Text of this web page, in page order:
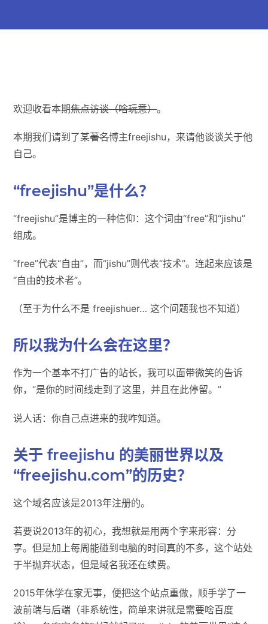
欢迎收看本期焦点访谈（啥玩意）。
本期我们请到了某著名博主freejishu，来请他谈谈关于他
自己。
“freejishu”是什么？
“freejishu”是博主的一种信仰：这个词由“free”和“jishu”
组成。
“free”代表“自由”，而“jishu”则代表“技术”。连起来应该是
“自由的技术者”。
（至于为什么不是 freejishuer… 这个问题我也不知道）
所以我为什么会在这里？
作为一个基本不打广告的站长，我可以面带微笑的告诉
你，“是你的时间线走到了这里，并且在此停留。”
说人话：你自己点进来的我咋知道。
关于 freejishu 的美丽世界以及
“freejishu.com”的历史？
这个域名应该是2013年注册的。
若要说2013年的初心，我想就是用两个字来形容：分
享。但是加上每周能碰到电脑的时间真的不多，这个站处
于半抛弃状态，但是域名我还在续费。
2015年休学在家无事，便把这个站点重做，顺手学了一
波前端与后端（非系统性，简单来讲就是需要啥百度